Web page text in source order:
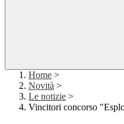
Home >
Novità >
Le notizie >
Vincitori concorso